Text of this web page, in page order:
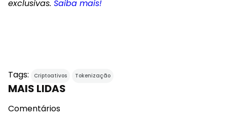
exclusivas. Saiba mais!
Tags: Criptoativos Tokenização
MAIS LIDAS
Comentários